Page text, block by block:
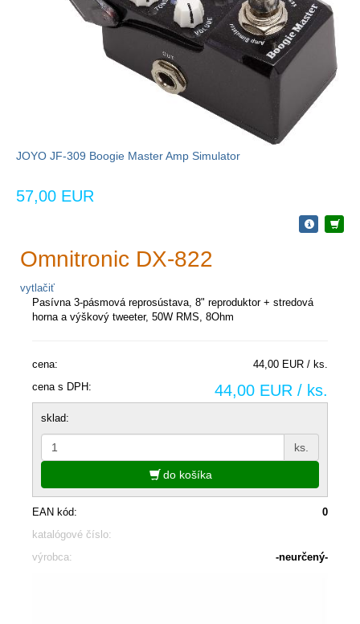
JOYO JF-309 Boogie Master Amp Simulator
57,00 EUR
Omnitronic DX-822
vytlačiť
Pasívna 3-pásmová reprosústava, 8" reproduktor + stredová
horna a výškový tweeter, 50W RMS, 8Ohm
cena:
44,00 EUR / ks.
cena s DPH:
44,00 EUR / ks.
sklad:
ks.
do košíka
EAN kód:
0
katalógové číslo:
výrobca:
-neurčený-